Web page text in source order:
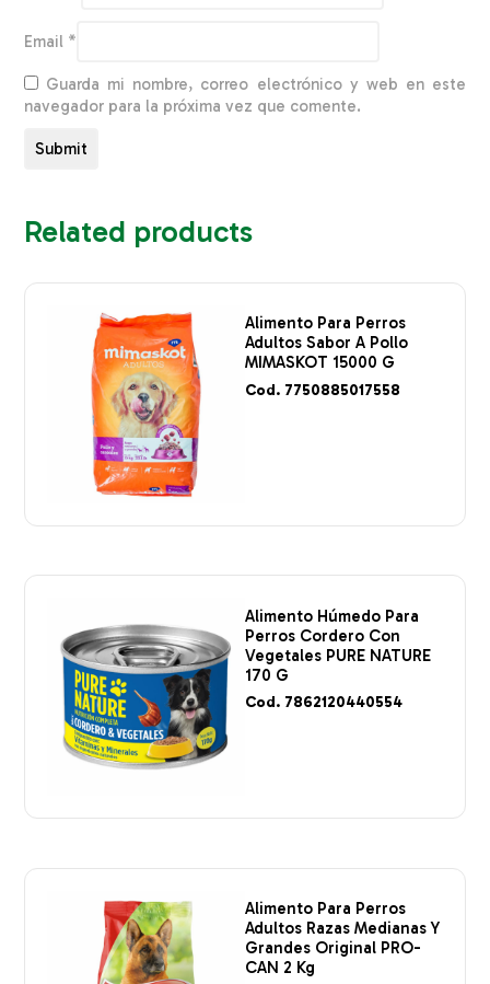
Email *
Guarda mi nombre, correo electrónico y web en este
navegador para la próxima vez que comente.
Related products
Alimento Para Perros
Adultos Sabor A Pollo
MIMASKOT 15000 G
Cod. 7750885017558
Alimento Húmedo Para
Perros Cordero Con
Vegetales PURE NATURE
170 G
Cod. 7862120440554
Alimento Para Perros
Adultos Razas Medianas Y
Grandes Original PRO-
CAN 2 Kg